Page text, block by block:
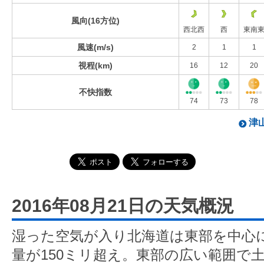
風向(16方位)
西北西 西 東南東
風速(m/s) 2 1 1
視程(km) 16 12 20
不快指数
74 73 78
津
2016年08月21日の天気概況
湿った空気が入り北海道は東部を中心
量が150ミリ超え。東部の広い範囲で